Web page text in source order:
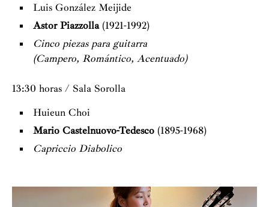
Luis González Meijide
Astor Piazzolla (1921-1992)
Cinco piezas para guitarra
(Campero, Romántico, Acentuado)
13:30 horas / Sala Sorolla
Huieun Choi
Mario Castelnuovo-Tedesco (1895-1968)
Capriccio Diabolico